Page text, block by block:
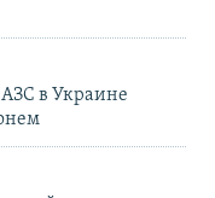
АЗС в Украине